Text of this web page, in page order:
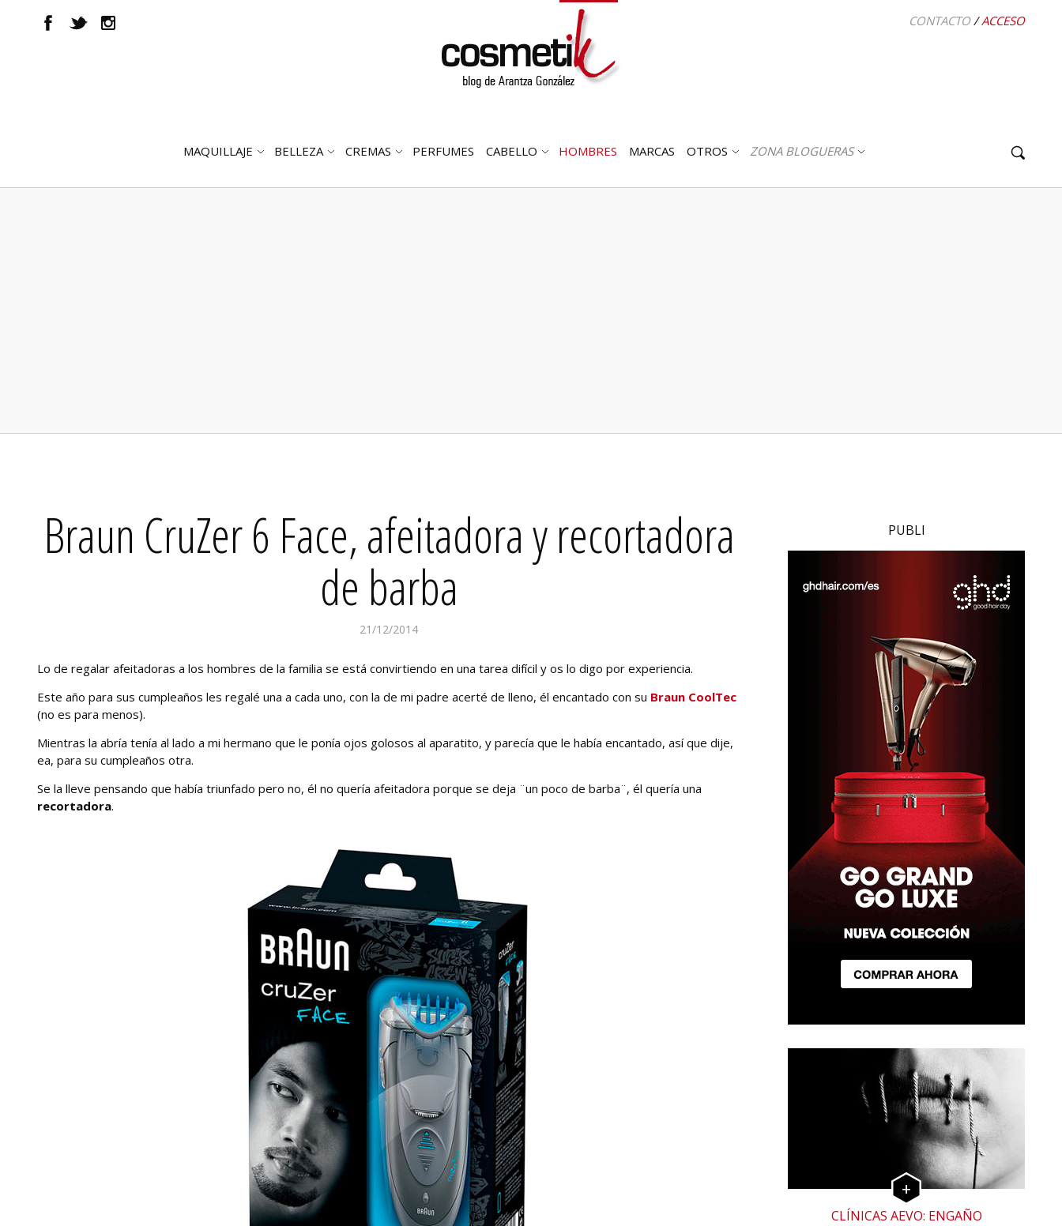
ABRIR
MAQUILLAJE
ABRIR
BELLEZA
ABRIR
CREMAS PERFUMES
ABRIR
CABELLO HOMBRES MARCAS
ABRIR
OTROS ZONA BLOGUERAS
CONTACTO/ACCESO
Braun CruZer 6 Face, afeitadora y recortadora
de barba
21/12/2014
Lo de regalar afeitadoras a los hombres de la familia se está convirtiendo en una tarea difícil y os lo digo por experiencia.
Este año para sus cumpleaños les regalé una a cada uno, con la de mi padre acerté de lleno, él encantado con su Braun CoolTec
(no es para menos).
Mientras la abría tenía al lado a mi hermano que le ponía ojos golosos al aparatito, y parecía que le había encantado, así que dije,
ea, para su cumpleaños otra.
Se la lleve pensando que había triunfado pero no, él no quería afeitadora porque se deja ¨un poco de barba¨, él quería una
recortadora.
PUBLI
CLÍNICAS AEVO: ENGAÑO